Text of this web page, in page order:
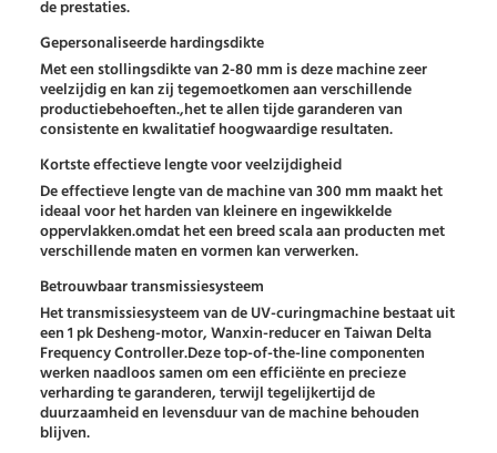
de prestaties.
Gepersonaliseerde hardingsdikte
Met een stollingsdikte van 2-80 mm is deze machine zeer
veelzijdig en kan zij tegemoetkomen aan verschillende
productiebehoeften.,het te allen tijde garanderen van
consistente en kwalitatief hoogwaardige resultaten.
Kortste effectieve lengte voor veelzijdigheid
De effectieve lengte van de machine van 300 mm maakt het
ideaal voor het harden van kleinere en ingewikkelde
oppervlakken.omdat het een breed scala aan producten met
verschillende maten en vormen kan verwerken.
Betrouwbaar transmissiesysteem
Het transmissiesysteem van de UV-curingmachine bestaat uit
een 1 pk Desheng-motor, Wanxin-reducer en Taiwan Delta
Frequency Controller.Deze top-of-the-line componenten
werken naadloos samen om een efficiënte en precieze
verharding te garanderen, terwijl tegelijkertijd de
duurzaamheid en levensduur van de machine behouden
blijven.